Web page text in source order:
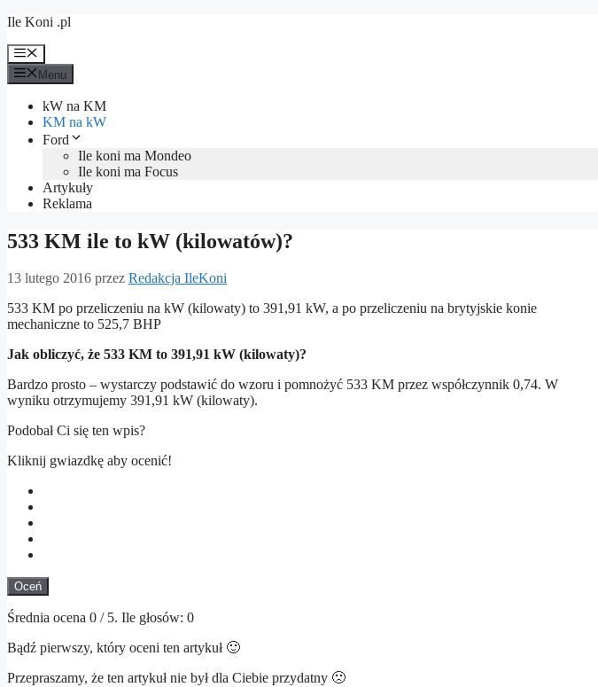
Przejdź
treści
Ile Koni .pl
Menu
Menu
kW na KM
KM na kW
Ford
Ile koni ma Mondeo
Ile koni ma Focus
Artykuły
Reklama
533 KM ile to kW (kilowatów)?
13 lutego 2016 przez Redakcja IleKoni
533 KM po przeliczeniu na kW (kilowaty) to 391,91 kW, a po przeliczeniu na brytyjskie konie
mechaniczne to 525,7 BHP
Jak obliczyć, że 533 KM to 391,91 kW (kilowaty)?
Bardzo prosto – wystarczy podstawić do wzoru i pomnożyć 533 KM przez współczynnik 0,74. W
wyniku otrzymujemy 391,91 kW (kilowaty).
Podobał Ci się ten wpis?
Kliknij gwiazdkę aby ocenić!
Oceń
Średnia ocena 0 / 5. Ile głosów: 0
Bądź pierwszy, który oceni ten artykuł 🙂
Przepraszamy, że ten artykuł nie był dla Ciebie przydatny 🙁